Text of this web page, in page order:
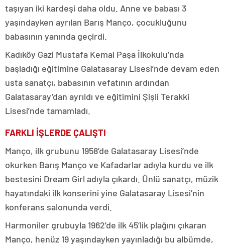
taşıyan iki kardeşi daha oldu. Anne ve babası 3
yaşındayken ayrılan Barış Manço, çocukluğunu
babasının yanında geçirdi.
Kadıköy Gazi Mustafa Kemal Paşa İlkokulu’nda
başladığı eğitimine Galatasaray Lisesi’nde devam eden
usta sanatçı, babasının vefatının ardından
Galatasaray’dan ayrıldı ve eğitimini Şişli Terakki
Lisesi’nde tamamladı.
FARKLI İŞLERDE ÇALIŞTI
Manço, ilk grubunu 1958’de Galatasaray Lisesi’nde
okurken Barış Manço ve Kafadarlar adıyla kurdu ve ilk
bestesini Dream Girl adıyla çıkardı. Ünlü sanatçı, müzik
hayatındaki ilk konserini yine Galatasaray Lisesi’nin
konferans salonunda verdi.
Harmoniler grubuyla 1962’de ilk 45’lik plağını çıkaran
Manço, henüz 19 yaşındayken yayınladığı bu albümde,